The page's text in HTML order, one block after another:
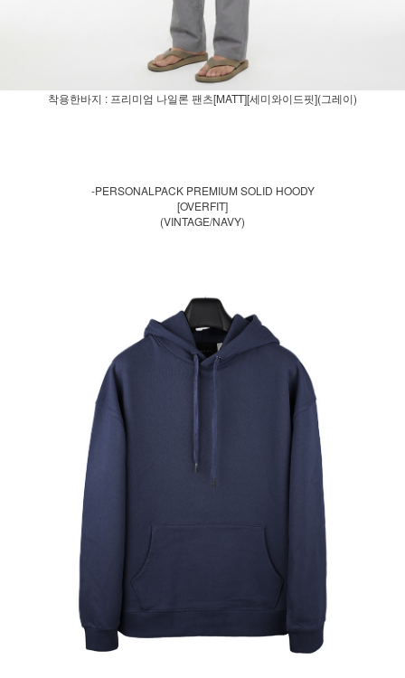
착용한바지 : 프리미엄 나일론 팬츠[MATT][세미와이드핏](그레이)
-PERSONALPACK PREMIUM SOLID HOODY
[OVERFIT]
(VINTAGE/NAVY)